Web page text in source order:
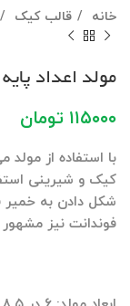
خانه قالب کیک
مولد اعداد پایه
۱۱۵۰۰۰ تومان
با استفاده از
کیک و شیرینی
شکل دادن به خمیر
فوندانت نیز